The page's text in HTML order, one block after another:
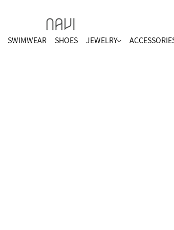
SWIMWEAR SHOES JEWELRY